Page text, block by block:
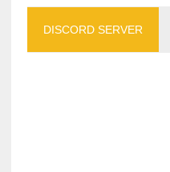
DISCORD SERVER